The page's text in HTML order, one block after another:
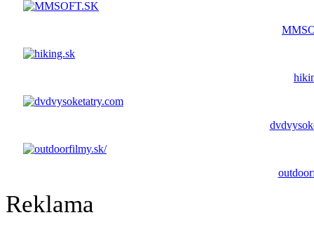
Reklama